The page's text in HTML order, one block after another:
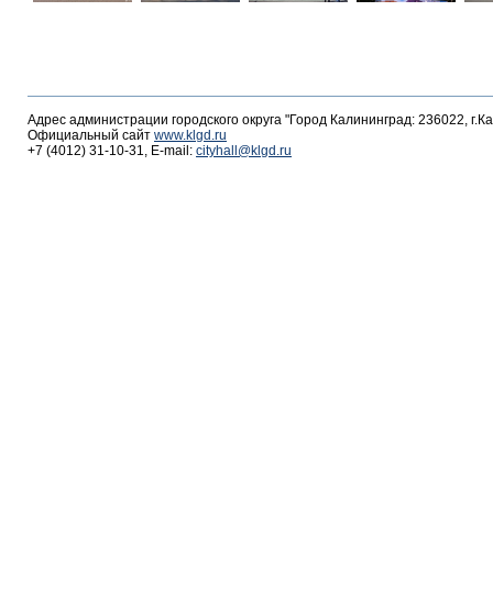
Адрес администрации городского округа "Город Калининград: 236022,
Официальный сайт www.klgd.ru
+7 (4012) 31-10-31, E-mail: cityhall@klgd.ru